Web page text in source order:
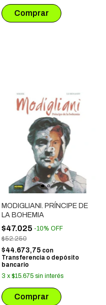
MODIGLIANI. PRÍNCIPE DE
LA BOHEMIA
$47.025 -10% OFF
$52.250
$44.673,75 con
Transferencia o depósito
bancario
3 x $15.675 sin interés